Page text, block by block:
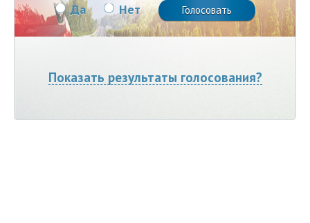
Да Нет
Показать результаты голосования?